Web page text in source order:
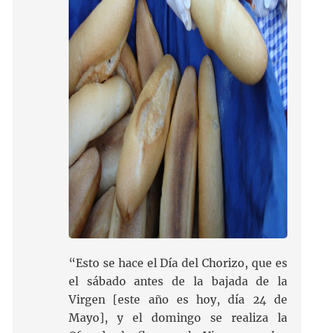
“Esto se hace el Día del Chorizo, que es
el sábado antes de la bajada de la
Virgen [este año es hoy, día 24 de
Mayo], y el domingo se realiza la